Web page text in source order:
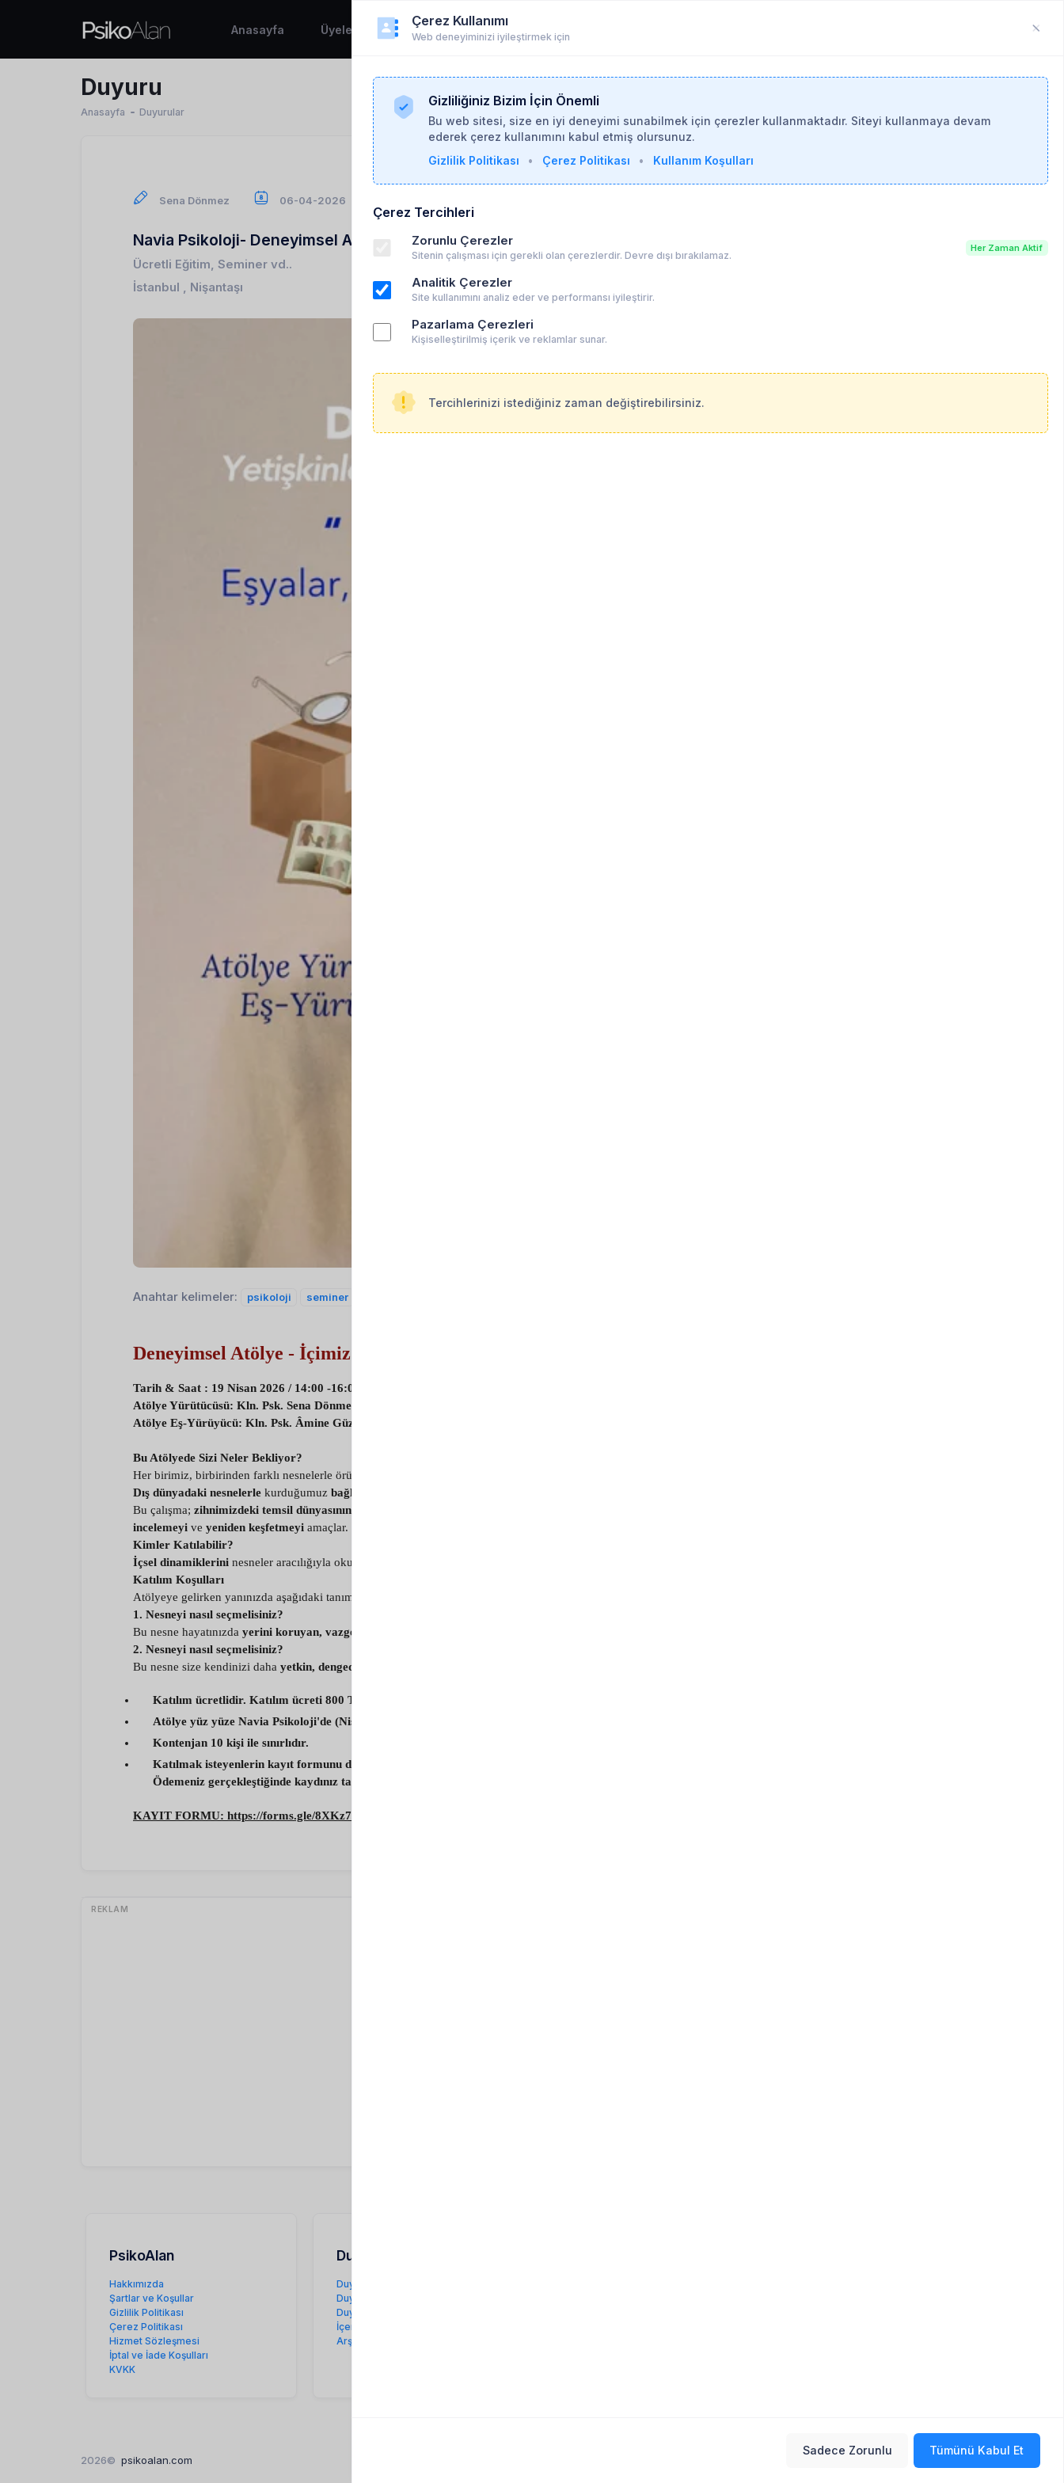
Anasayfa Üyeler Duyurular Yardım
Duyuru
Anasayfa Duyurular
Sena Dönmez 06-04-2026
Navia Psikoloji- Deneyimsel Atölye - İçimizdeki Nesneler: Eşyalar, Temsiller ve İç Dünyamız
Ücretli Eğitim, Seminer vd..
İstanbul , Nişantaşı
Anahtar kelimeler: psikoloji seminer
Deneyimsel Atölye - İçimizdeki Nesneler: Eşyalar, Temsiller ve İç Dünyamız
Tarih & Saat : 19 Nisan 2026 / 14:00 -16:00
Atölye Yürütücüsü: Kln. Psk. Sena Dönmez
Atölye Eş-Yürüyücü: Kln. Psk. Âmine Güzel
Bu Atölyede Sizi Neler Bekliyor?
Her birimiz, birbirinden farklı nesnelerle örülü,
Dış dünyadaki nesnelerle kurduğumuz bağlar
Bu çalışma; zihnimizdeki temsil dünyasının
incelemeyi ve yeniden keşfetmeyi amaçlar.
Kimler Katılabilir?
İçsel dinamiklerini nesneler aracılığıyla okumak
Katılım Koşulları
Atölyeye gelirken yanınızda aşağıdaki tanımlara uyan iki adet eşya veya bu eşyaların net çekilmiş fotoğraflarını getirmeniz gerekmektedir:
1. Nesneyi nasıl seçmelisiniz?
Bu nesne hayatınızda yerini koruyan, vazgeçemediğiniz
2. Nesneyi nasıl seçmelisiniz?
Bu nesne size kendinizi daha yetkin, dengede, güçlü
Katılım ücretlidir. Katılım ücreti 800 TL'dir.
Atölye yüz yüze Navia Psikoloji'de (Nişantaşı/Şişli) gerçekleşecektir. Adres kaydını tamamlayan katılımcılara e-mail ile iletilecektir.
Kontenjan 10 kişi ile sınırlıdır.
Katılmak isteyenlerin kayıt formunu doldurması gerekmektedir. Form doldurulduktan sonra ödeme için bilgiler tarafınıza ulaştırılacaktır.
Ödemeniz gerçekleştiğinde kaydınız tamamlanmış olacaktır.
KAYIT FORMU: https://forms.gle/8XKz7BzWtitfawvTA
REKLAM
PsikoAlan
Hakkımızda
Şartlar ve Koşullar
Gizlilik Politikası
Çerez Politikası
Hizmet Sözleşmesi
İptal ve İade Koşulları
KVKK
Duyurular
Duyurular
Duyuru Gönder
Duyuru Kuralları
İçerik ve Moderasyon Politikası
Arşiv
2026© psikoalan.com
Çerez Kullanımı
Web deneyiminizi iyileştirmek için
Gizliliğiniz Bizim İçin Önemli
Bu web sitesi, size en iyi deneyimi sunabilmek için çerezler kullanmaktadır. Siteyi kullanmaya devam
ederek çerez kullanımını kabul etmiş olursunuz.
Gizlilik Politikası
• Çerez Politikası • Kullanım Koşulları
Çerez Tercihleri
Zorunlu Çerezler
Sitenin çalışması için gerekli olan çerezlerdir. Devre dışı bırakılamaz.
Her Zaman Aktif
Analitik Çerezler
Site kullanımını analiz eder ve performansı iyileştirir.
Pazarlama Çerezleri
Kişiselleştirilmiş içerik ve reklamlar sunar.
Tercihlerinizi istediğiniz zaman değiştirebilirsiniz.
Sadece Zorunlu Tümünü Kabul Et